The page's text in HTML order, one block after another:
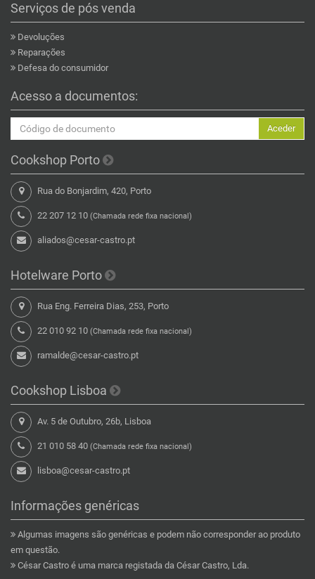
Serviços de pós venda
Devoluções
Reparações
Defesa do consumidor
Acesso a documentos:
Aceder
Cookshop Porto
Rua do Bonjardim, 420, Porto
22 207 12 10 (Chamada rede fixa nacional)
aliados@cesar-castro.pt
Hotelware Porto
Rua Eng. Ferreira Dias, 253, Porto
22 010 92 10 (Chamada rede fixa nacional)
ramalde@cesar-castro.pt
Cookshop Lisboa
Av. 5 de Outubro, 26b, Lisboa
21 010 58 40 (Chamada rede fixa nacional)
lisboa@cesar-castro.pt
Informações genéricas
Algumas imagens são genéricas e podem não corresponder ao produto
em questão.
César Castro é uma marca registada da César Castro, Lda.